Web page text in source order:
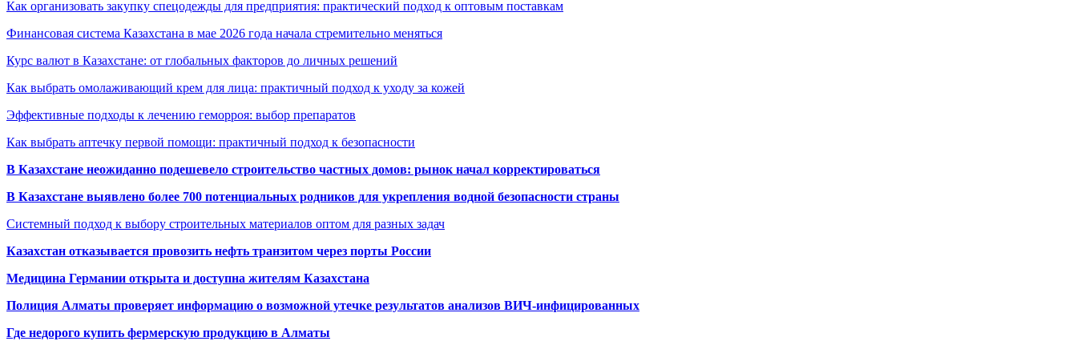
Как организовать закупку спецодежды для предприятия: практический подход к оптовым поставкам
Финансовая система Казахстана в мае 2026 года начала стремительно меняться
Курс валют в Казахстане: от глобальных факторов до личных решений
Как выбрать омолаживающий крем для лица: практичный подход к уходу за кожей
Эффективные подходы к лечению геморроя: выбор препаратов
Как выбрать аптечку первой помощи: практичный подход к безопасности
В Казахстане неожиданно подешевело строительство частных домов: рынок начал корректироваться
В Казахстане выявлено более 700 потенциальных родников для укрепления водной безопасности страны
Системный подход к выбору строительных материалов оптом для разных задач
Казахстан отказывается провозить нефть транзитом через порты России
Медицина Германии открыта и доступна жителям Казахстана
Полиция Алматы проверяет информацию о возможной утечке результатов анализов ВИЧ-инфицированных
Где недорого купить фермерскую продукцию в Алматы